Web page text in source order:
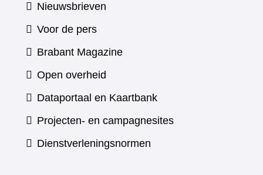
Nieuwsbrieven
Voor de pers
Brabant Magazine(verwijst
andere
website)
Open overheid
Dataportaal en Kaartbank(verwijst
naar
Projecten- en campagnesites
Dienstverleningsnormen